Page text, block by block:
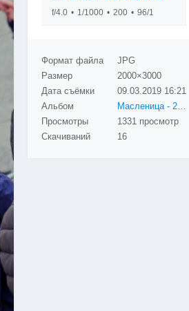
f/4.0 1/1000 200 96/1
Формат файла
JPG
Размер
2000×3000
Дата съёмки
09.03.2019 16:21
Альбом
Масленица - 2019. Арсеньев.
Просмотры
1331 просмотр
Скачиваний
16